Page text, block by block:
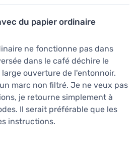
du papier ordinaire
ne fonctionne pas dans
dans le café déchire le
ouverture de l'entonnoir.
marc non filtré. Je ne veux pas
je retourne simplement à
Il serait préférable que les
instructions.